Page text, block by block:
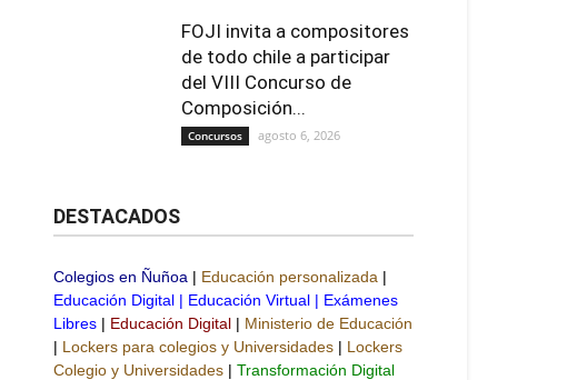
FOJI invita a compositores
de todo chile a participar
del VIII Concurso de
Composición...
Concursos agosto 6, 2026
DESTACADOS
Colegios en Ñuñoa | Educación personalizada |
Educación Digital | Educación Virtual | Exámenes
Libres | Educación Digital | Ministerio de Educación
| Lockers para colegios y Universidades | Lockers
Colegio y Universidades | Transformación Digital